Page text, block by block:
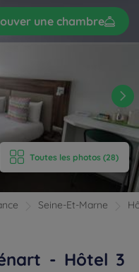
une chambre
Toutes les photos (28)
Seine-Et-Marne
- Hôtel 3